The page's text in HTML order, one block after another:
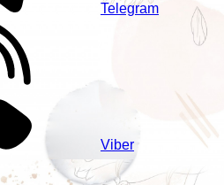
Telegram
Viber